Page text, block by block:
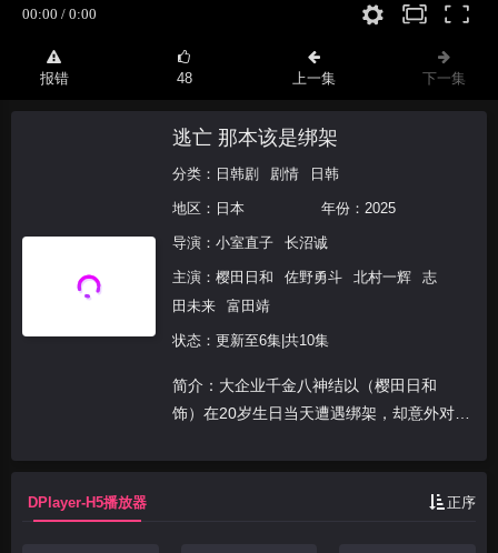
报错 48 上一集 下一集
逃亡 那本该是绑架
分类： 日韩剧 剧情 日韩
地区： 日本 年份： 2025
导演： 小室直子 长沼诚
主演： 樱田日和 佐野勇斗 北村一辉
志
田未来
富田靖
状态：更新至6集|共10集
简介：大企业千金八神结以（樱田日和
饰）在20岁生日当天遭遇绑架，却意外对绑
逃”，就此展开一场“人质与绑匪”的奇妙逃
亡。表面乖巧的结以背负着家族世代传承的
DPlayer-H5播放器 正序